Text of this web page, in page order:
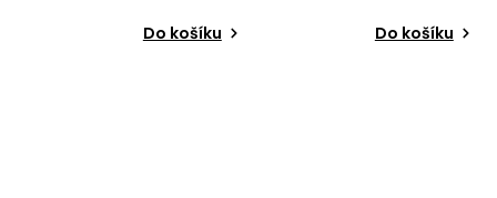
Do košíku Do košíku